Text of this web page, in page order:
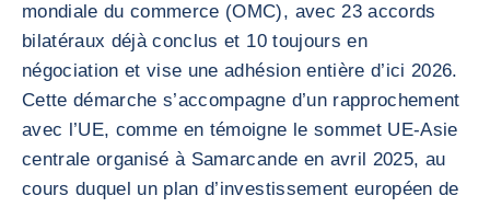
mondiale du commerce (OMC), avec 23 accords
bilatéraux déjà conclus et 10 toujours en
négociation et vise une adhésion entière d’ici 2026.
Cette démarche s’accompagne d’un rapprochement
avec l’UE, comme en témoigne le sommet UE-Asie
centrale organisé à Samarcande en avril 2025, au
cours duquel un plan d’investissement européen de